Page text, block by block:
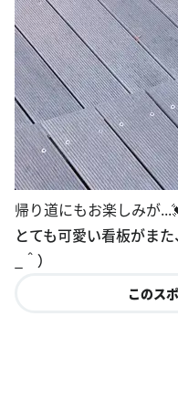
帰り道にもお楽しみが
とても可愛い看板がまた
_＾）
このス